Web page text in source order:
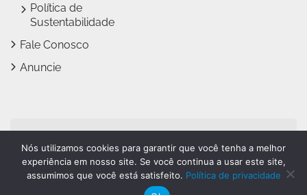
Política de
Sustentabilidade
Fale Conosco
Anuncie
Jundiaí Notícias faz parte
doGrupo Novo Dia
Nós utilizamos cookies para garantir que você tenha a melhor
experiência em nosso site. Se você continua a usar este site,
assumimos que você está satisfeito. Política de privacidade